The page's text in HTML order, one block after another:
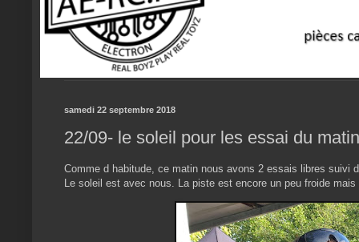
samedi 22 septembre 2018
22/09- le soleil pour les essai du matin
Comme d habitude, ce matin nous avons 2 essais libres suivi
Le soleil est avec nous. La piste est encore un peu froide